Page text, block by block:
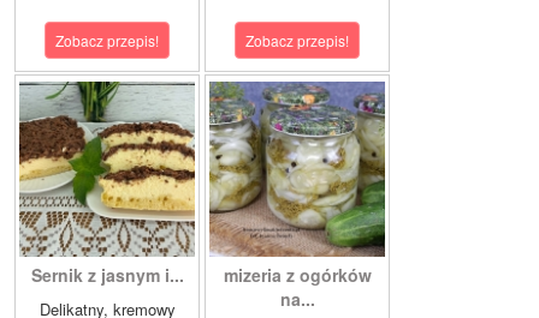
Zobacz przepis! Zobacz przepis!
Sernik z jasnym i...
Delikatny, kremowy
mizeria z ogórków
na...